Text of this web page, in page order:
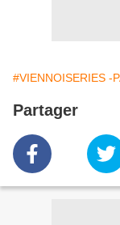
#VIENNOISERIES -
Partager